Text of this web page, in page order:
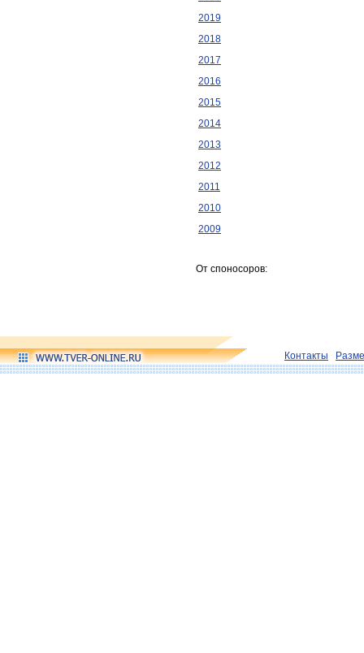
2019
2018
2017
2016
2015
2014
2013
2012
2011
2010
2009
От споносоров:
Контакты